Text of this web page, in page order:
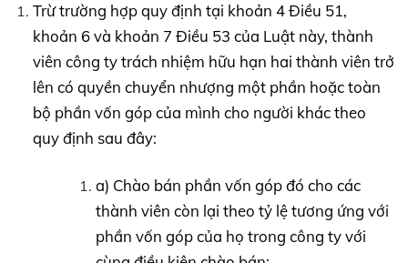
Trừ trường hợp quy định tại khoản 4 Điều 51,
khoản 6 và khoản 7 Điều 53 của Luật này, thành
viên công ty trách nhiệm hữu hạn hai thành viên trở
lên có quyền chuyển nhượng một phần hoặc toàn
bộ phần vốn góp của mình cho người khác theo
quy định sau đây:
a) Chào bán phần vốn góp đó cho các
thành viên còn lại theo tỷ lệ tương ứng với
phần vốn góp của họ trong công ty với